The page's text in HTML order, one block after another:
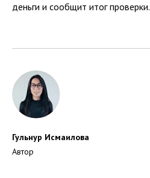
деньги и сообщит итог проверки.
Гульнур Исмаилова
Автор